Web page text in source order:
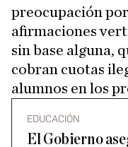
preocupación
afirmaciones
sin base alguna,
cobran cuotas
alumnos en los
EDUCACIÓN
El Gobierno